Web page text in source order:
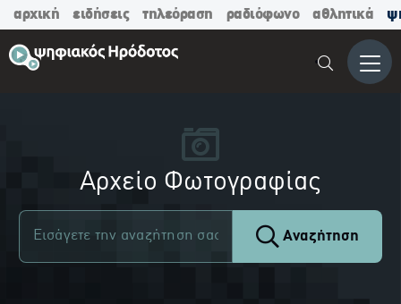
αρχική ειδήσεις τηλεόραση ραδιόφωνο αθλητικά
Μενού
Αρχείο Φωτογραφίας
Αναζήτηση